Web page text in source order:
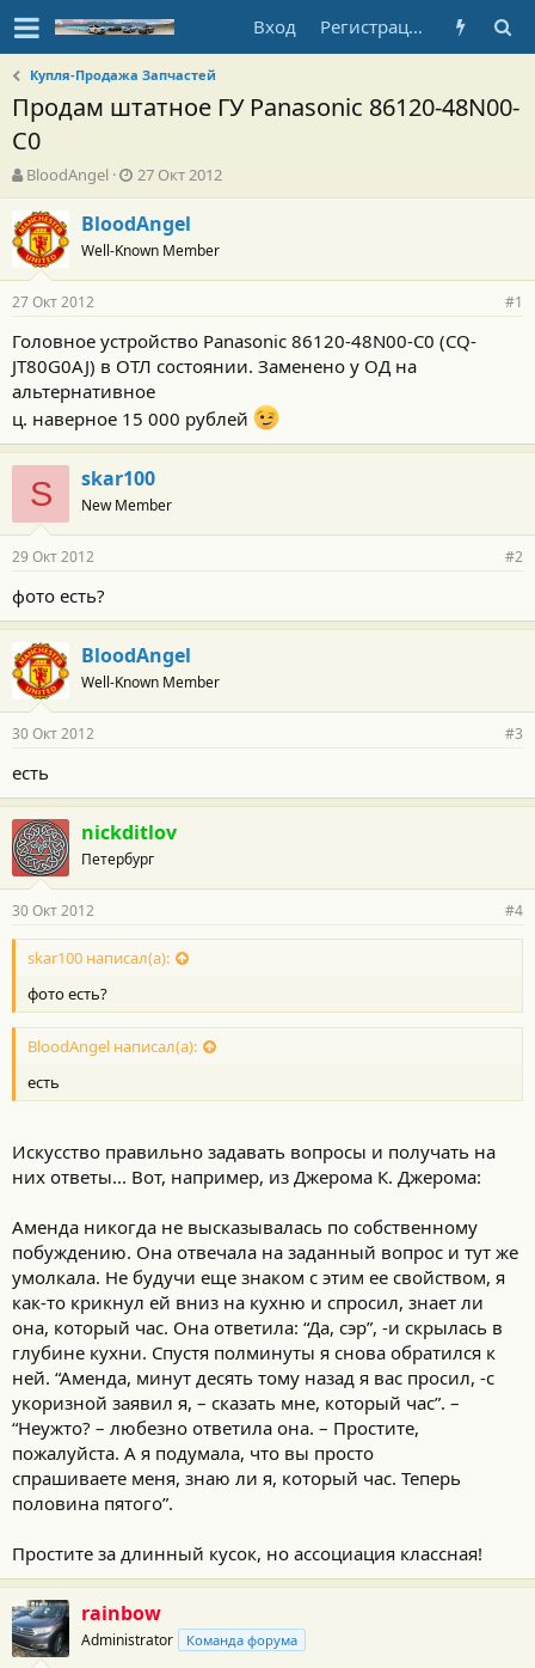
Вход Регистрация
Купля-Продажа Запчастей
Продам штатное ГУ Panasonic 86120-48N00-
C0
А
в
т
о
р
т
е
м
ы
BloodAngel
Д
а
т
а
н
а
а
л
а
27 Окт 2012
BloodAngel
Well-Known Member
27 Окт 2012 #1
Головное устройство Panasonic 86120-48N00-C0 (CQ-
JT80G0AJ) в ОТЛ состоянии. Заменено у ОД на
альтернативное
ц. наверное 15 000 рублей
S skar100
New Member
29 Окт 2012 #2
фото есть?
BloodAngel
Well-Known Member
30 Окт 2012 #3
есть
nickditlov
Петербург
30 Окт 2012 #4
skar100 написал(а):
фото есть?
BloodAngel написал(а):
есть
Искусство правильно задавать вопросы и получать на
них ответы... Вот, например, из Джерома К. Джерома:
Аменда никогда не высказывалась по собственному
побуждению. Она отвечала на заданный вопрос и тут же
умолкала. Не будучи еще знаком с этим ее свойством, я
как-то крикнул ей вниз на кухню и спросил, знает ли
она, который час. Она ответила: “Да, сэр”, -и скрылась в
глубине кухни. Спустя полминуты я снова обратился к
ней. “Аменда, минут десять тому назад я вас просил, -с
укоризной заявил я, – сказать мне, который час”. –
“Неужто? – любезно ответила она. – Простите,
пожалуйста. А я подумала, что вы просто
спрашиваете меня, знаю ли я, который час. Теперь
половина пятого”.
Простите за длинный кусок, но ассоциация классная!
rainbow
Administrator Команда форума